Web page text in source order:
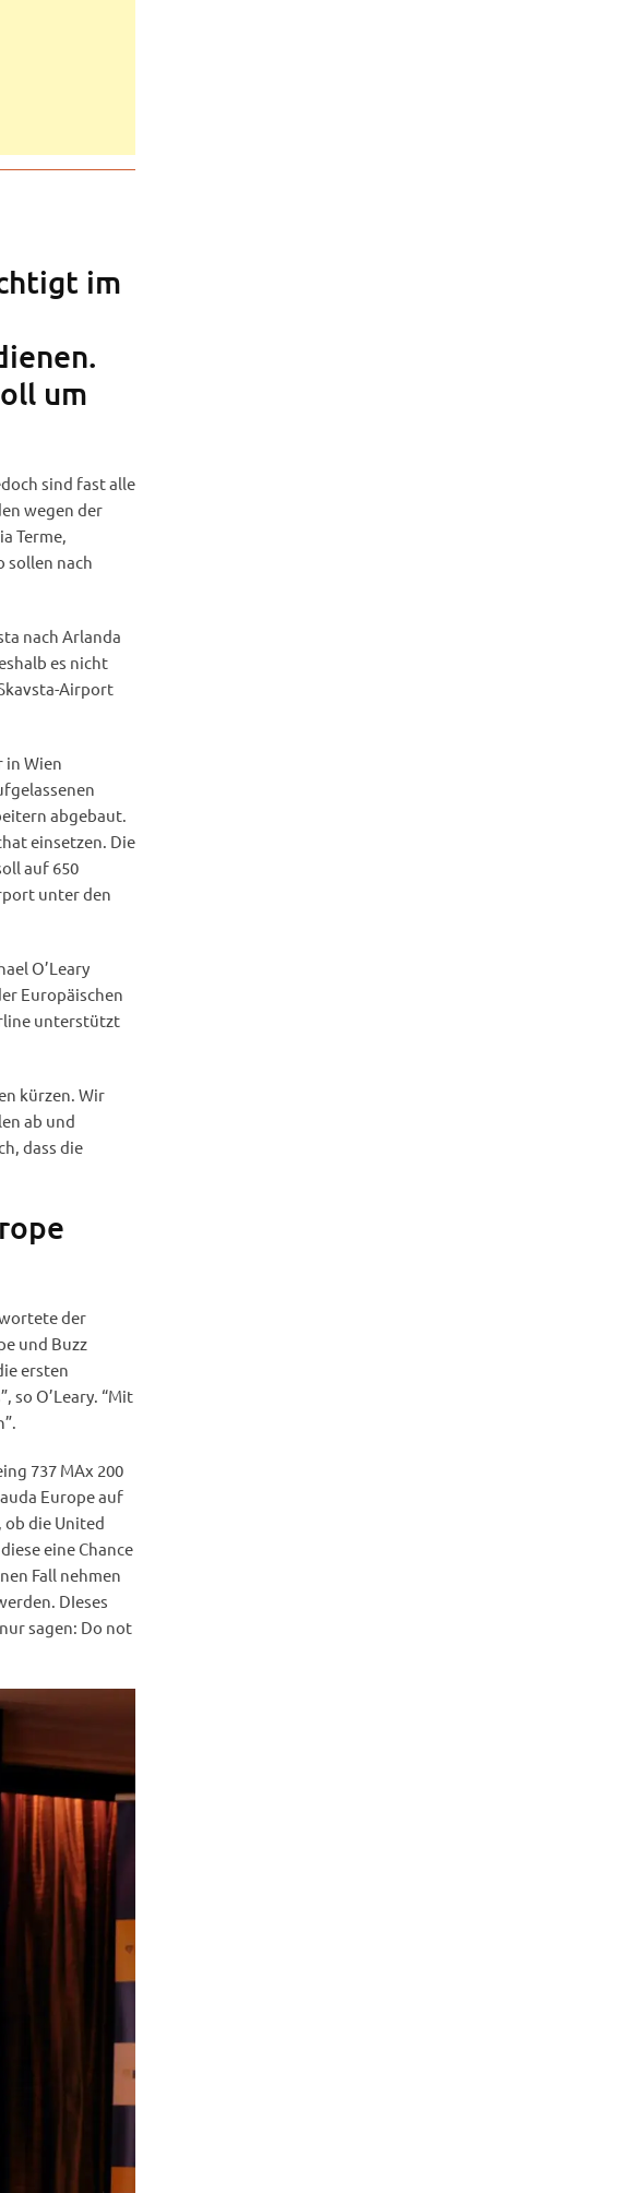
im
um
sind fast alle
wegen der
Terme,
sollen nach
nach Arlanda
es nicht
Airport
in Wien
abgebaut.
einsetzen. Die
auf 650
unter den
O’Leary
Europäischen
unterstützt
kürzen. Wir
ab und
dass die
der
und Buzz
ersten
so O’Leary. “Mit
737 MAx 200
Europe auf
ob die United
eine Chance
Fall nehmen
DIeses
sagen: Do not